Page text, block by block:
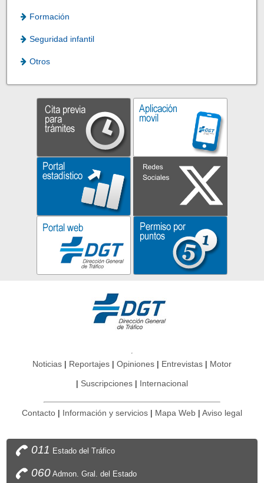
Formación
Seguridad infantil
Otros
Noticias Reportajes Opiniones Entrevistas Motor
Suscripciones Internacional
Contacto Información y servicios Mapa Web Aviso legal
011 Estado del Tráfico
060Admon. Gral. del Estado